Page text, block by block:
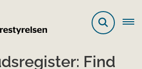
Find